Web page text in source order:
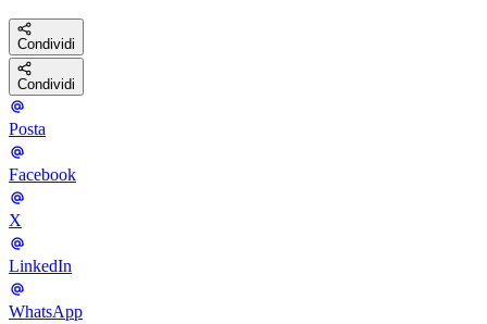
Condividi
Condividi
Posta
Facebook
X
LinkedIn
WhatsApp